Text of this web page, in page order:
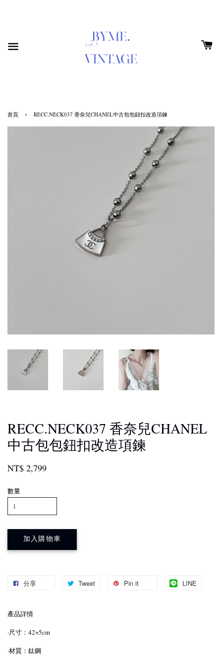
首頁 › RECC.NECK037 香奈兒CHANEL中古包包鈕扣改造項鍊
RECC.NECK037 香奈兒CHANEL
中古包包鈕扣改造項鍊
NT$ 2,799
數量
加入購物車
分享 Tweet Pin it LINE
產品詳情
·尺寸：42+5cm
·材質：鈦鋼